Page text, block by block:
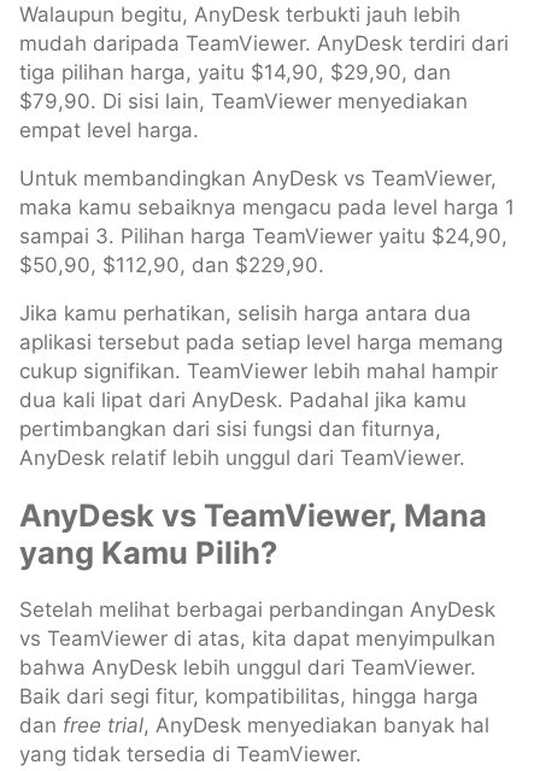
Walaupun begitu, AnyDesk terbukti jauh lebih
mudah daripada TeamViewer. AnyDesk terdiri dari
tiga pilihan harga, yaitu $14,90, $29,90, dan
$79,90. Di sisi lain, TeamViewer menyediakan
empat level harga.
Untuk membandingkan AnyDesk vs TeamViewer,
maka kamu sebaiknya mengacu pada level harga 1
sampai 3. Pilihan harga TeamViewer yaitu $24,90,
$50,90, $112,90, dan $229,90.
Jika kamu perhatikan, selisih harga antara dua
aplikasi tersebut pada setiap level harga memang
cukup signifikan. TeamViewer lebih mahal hampir
dua kali lipat dari AnyDesk. Padahal jika kamu
pertimbangkan dari sisi fungsi dan fiturnya,
AnyDesk relatif lebih unggul dari TeamViewer.
AnyDesk vs TeamViewer, Mana
yang Kamu Pilih?
Setelah melihat berbagai perbandingan AnyDesk
vs TeamViewer di atas, kita dapat menyimpulkan
bahwa AnyDesk lebih unggul dari TeamViewer.
Baik dari segi fitur, kompatibilitas, hingga harga
dan free trial, AnyDesk menyediakan banyak hal
yang tidak tersedia di TeamViewer.